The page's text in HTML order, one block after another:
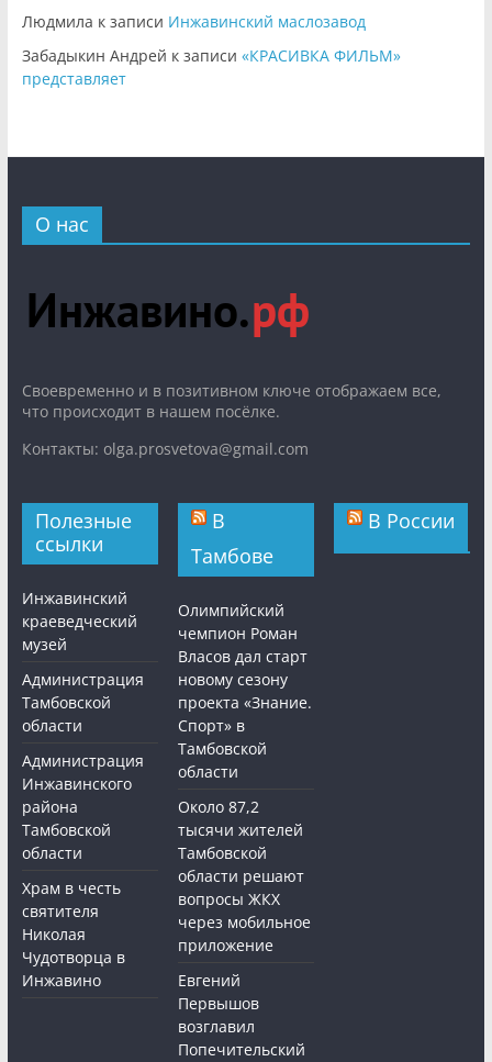
Людмила к записи Инжавинский маслозавод
Забадыкин Андрей к записи «КРАСИВКА ФИЛЬМ»
представляет
О нас
Cвоевременно и в позитивном ключе отображаем все,
что происходит в нашем посёлке.
Контакты: olga.prosvetova@gmail.com
Полезные
ссылки
Инжавинский
краеведческий
музей
Администрация
Тамбовской
области
Администрация
Инжавинского
района
Тамбовской
области
Храм в честь
святителя
Николая
Чудотворца в
Инжавино
В
Тамбове
Олимпийский
чемпион Роман
Власов дал старт
новому сезону
проекта «Знание.
Спорт» в
Тамбовской
области
Около 87,2
тысячи жителей
Тамбовской
области решают
вопросы ЖКХ
через мобильное
приложение
Евгений
Первышов
возглавил
Попечительский
В России